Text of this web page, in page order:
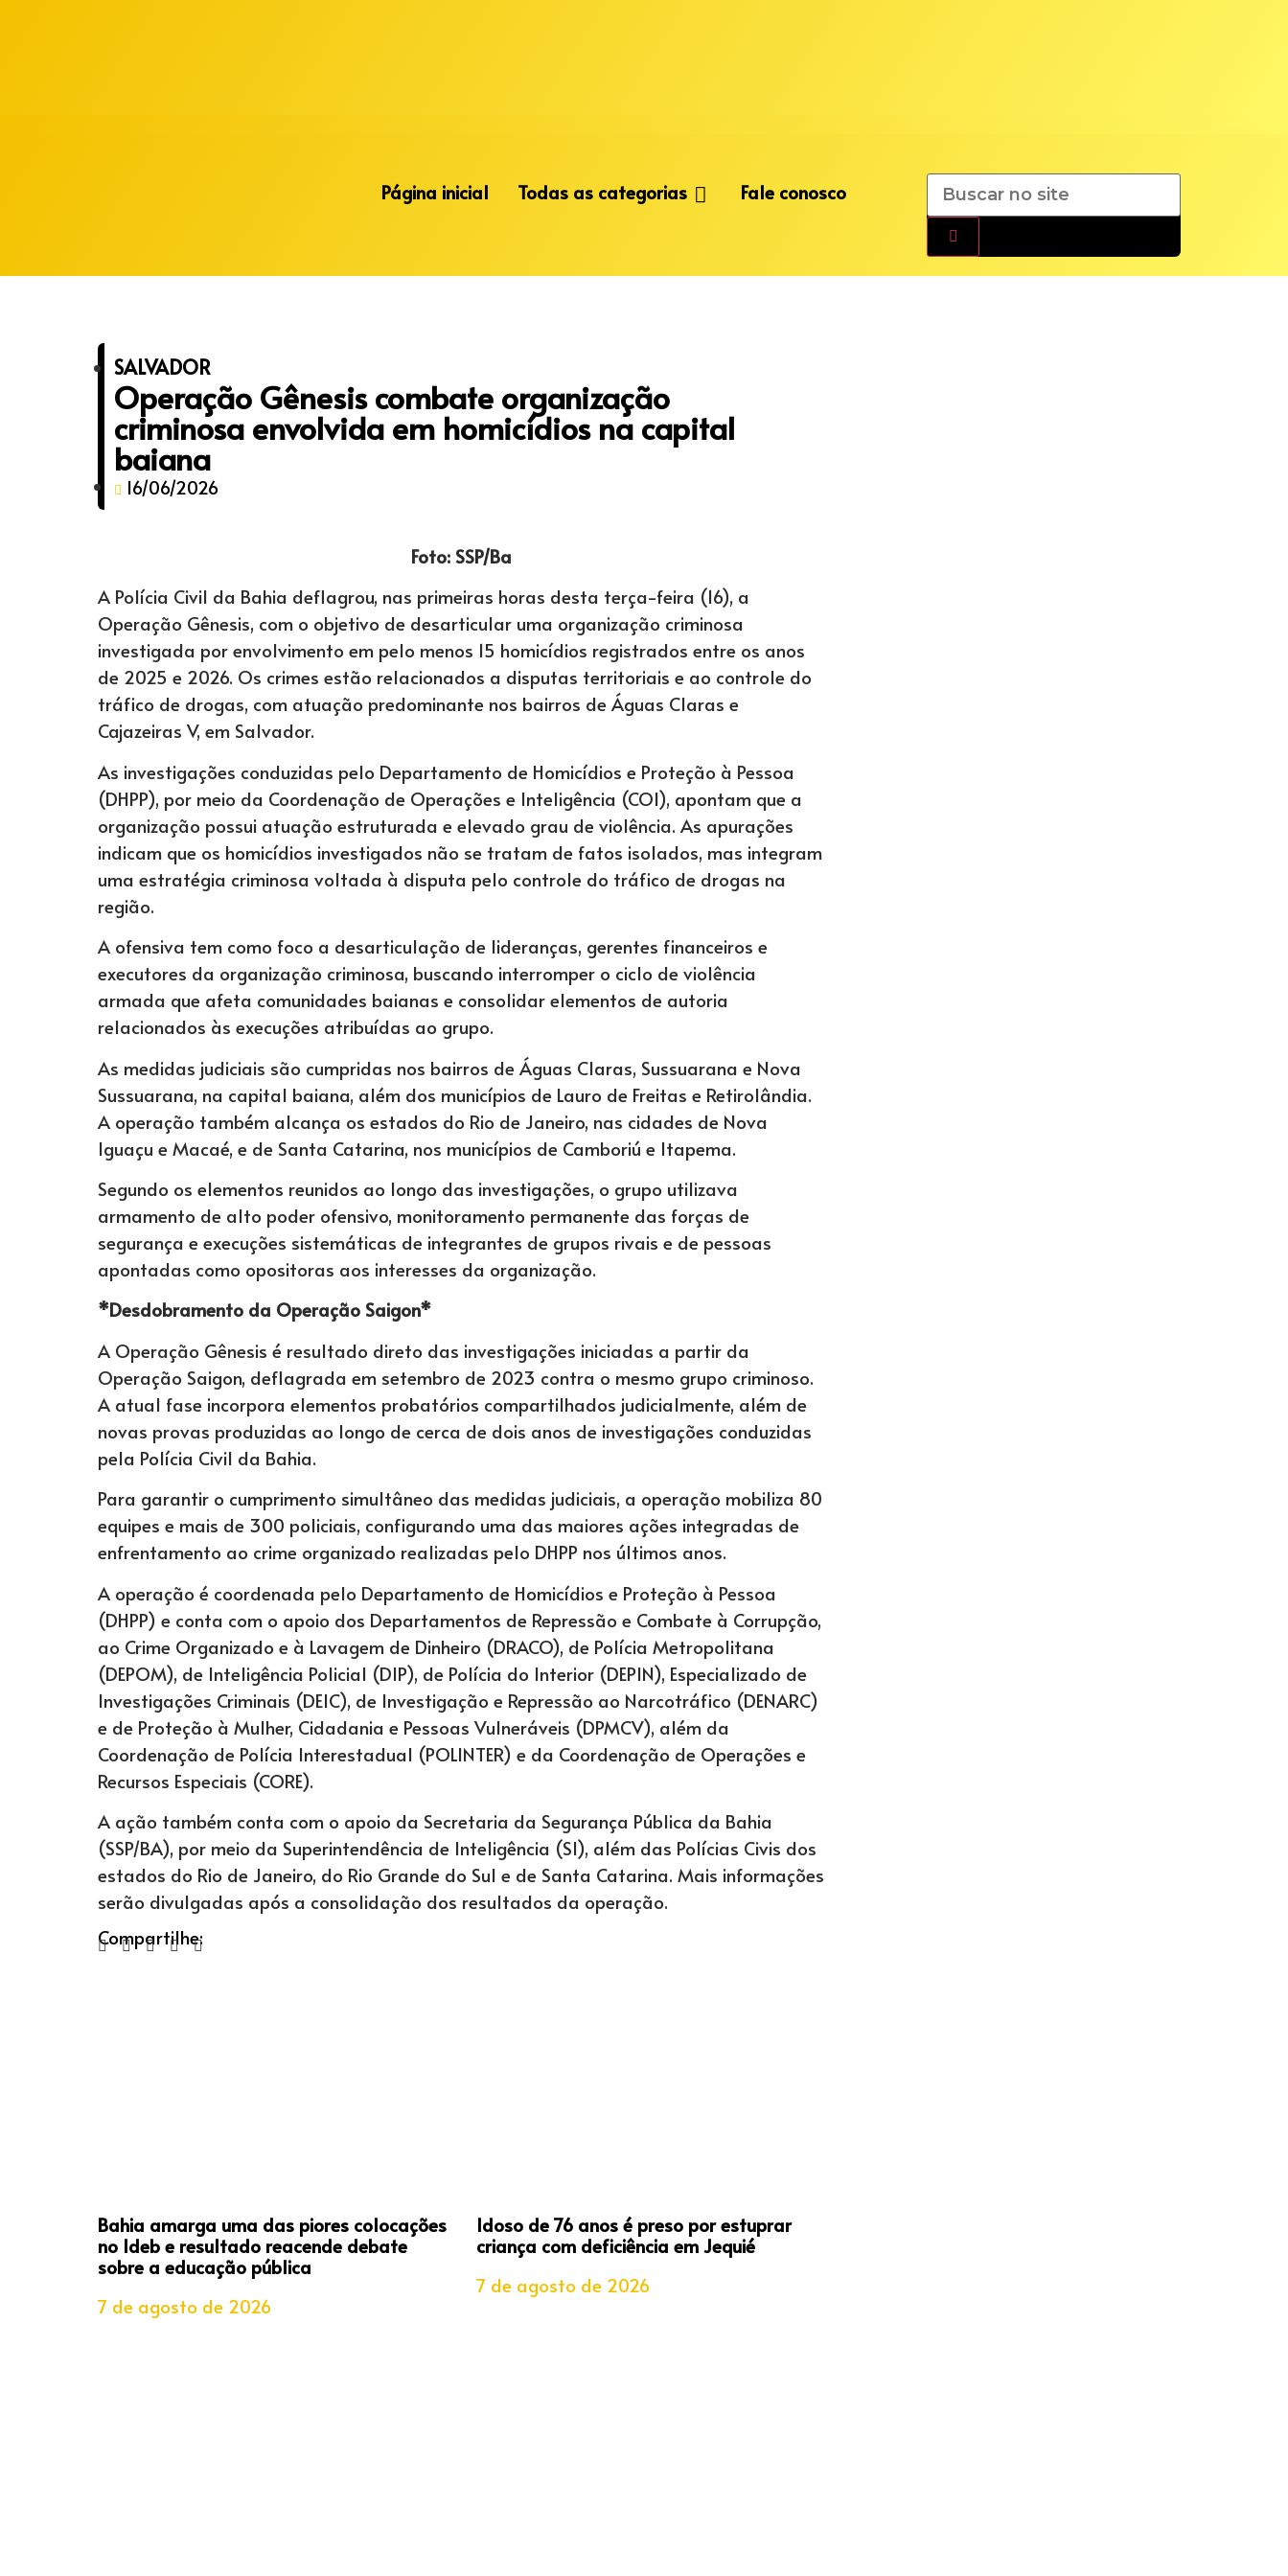
Página inicial Todas as categorias Fale conosco
SALVADOR
Operação Gênesis combate organização
criminosa envolvida em homicídios na capital
baiana
16/06/2026
Foto: SSP/Ba
A Polícia Civil da Bahia deflagrou, nas primeiras horas desta terça-feira (16), a
Operação Gênesis, com o objetivo de desarticular uma organização criminosa
investigada por envolvimento em pelo menos 15 homicídios registrados entre os anos
de 2025 e 2026. Os crimes estão relacionados a disputas territoriais e ao controle do
tráfico de drogas, com atuação predominante nos bairros de Águas Claras e
Cajazeiras V, em Salvador.
As investigações conduzidas pelo Departamento de Homicídios e Proteção à Pessoa
(DHPP), por meio da Coordenação de Operações e Inteligência (COI), apontam que a
organização possui atuação estruturada e elevado grau de violência. As apurações
indicam que os homicídios investigados não se tratam de fatos isolados, mas integram
uma estratégia criminosa voltada à disputa pelo controle do tráfico de drogas na
região.
A ofensiva tem como foco a desarticulação de lideranças, gerentes financeiros e
executores da organização criminosa, buscando interromper o ciclo de violência
armada que afeta comunidades baianas e consolidar elementos de autoria
relacionados às execuções atribuídas ao grupo.
As medidas judiciais são cumpridas nos bairros de Águas Claras, Sussuarana e Nova
Sussuarana, na capital baiana, além dos municípios de Lauro de Freitas e Retirolândia.
A operação também alcança os estados do Rio de Janeiro, nas cidades de Nova
Iguaçu e Macaé, e de Santa Catarina, nos municípios de Camboriú e Itapema.
Segundo os elementos reunidos ao longo das investigações, o grupo utilizava
armamento de alto poder ofensivo, monitoramento permanente das forças de
segurança e execuções sistemáticas de integrantes de grupos rivais e de pessoas
apontadas como opositoras aos interesses da organização.
*Desdobramento da Operação Saigon*
A Operação Gênesis é resultado direto das investigações iniciadas a partir da
Operação Saigon, deflagrada em setembro de 2023 contra o mesmo grupo criminoso.
A atual fase incorpora elementos probatórios compartilhados judicialmente, além de
novas provas produzidas ao longo de cerca de dois anos de investigações conduzidas
pela Polícia Civil da Bahia.
Para garantir o cumprimento simultâneo das medidas judiciais, a operação mobiliza 80
equipes e mais de 300 policiais, configurando uma das maiores ações integradas de
enfrentamento ao crime organizado realizadas pelo DHPP nos últimos anos.
A operação é coordenada pelo Departamento de Homicídios e Proteção à Pessoa
(DHPP) e conta com o apoio dos Departamentos de Repressão e Combate à Corrupção,
ao Crime Organizado e à Lavagem de Dinheiro (DRACO), de Polícia Metropolitana
(DEPOM), de Inteligência Policial (DIP), de Polícia do Interior (DEPIN), Especializado de
Investigações Criminais (DEIC), de Investigação e Repressão ao Narcotráfico (DENARC)
e de Proteção à Mulher, Cidadania e Pessoas Vulneráveis (DPMCV), além da
Coordenação de Polícia Interestadual (POLINTER) e da Coordenação de Operações e
Recursos Especiais (CORE).
A ação também conta com o apoio da Secretaria da Segurança Pública da Bahia
(SSP/BA), por meio da Superintendência de Inteligência (SI), além das Polícias Civis dos
estados do Rio de Janeiro, do Rio Grande do Sul e de Santa Catarina. Mais informações
serão divulgadas após a consolidação dos resultados da operação.
Compartilhe:
Bahia amarga uma das piores colocações
no Ideb e resultado reacende debate
sobre a educação pública
7 de agosto de 2026
Idoso de 76 anos é preso por estuprar
criança com deficiência em Jequié
7 de agosto de 2026